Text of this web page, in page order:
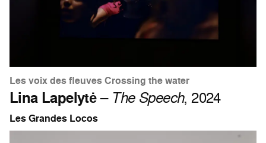
Les voix des fleuves Crossing the water
Lina Lapelytė– The Speech, 2024
Les Grandes Locos